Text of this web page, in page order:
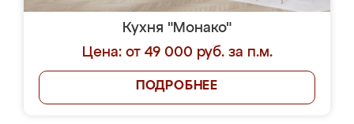
Кухня "Монако"
Цена: от 49 000 руб. за п.м.
ПОДРОБНЕЕ